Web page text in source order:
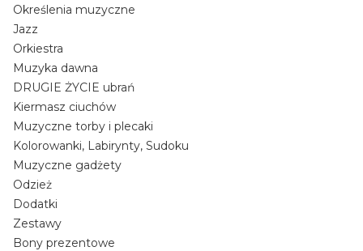
Określenia muzyczne
Jazz
Orkiestra
Muzyka dawna
DRUGIE ŻYCIE ubrań
Kiermasz ciuchów
Muzyczne torby i plecaki
Kolorowanki, Labirynty, Sudoku
Muzyczne gadżety
Odzież
Dodatki
Zestawy
Bony prezentowe